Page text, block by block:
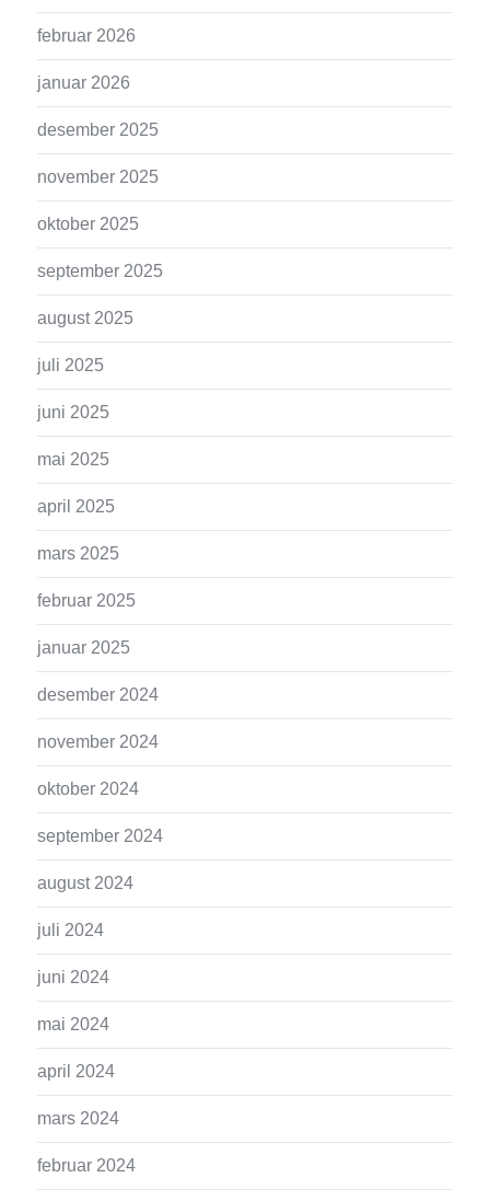
februar 2026
januar 2026
desember 2025
november 2025
oktober 2025
september 2025
august 2025
juli 2025
juni 2025
mai 2025
april 2025
mars 2025
februar 2025
januar 2025
desember 2024
november 2024
oktober 2024
september 2024
august 2024
juli 2024
juni 2024
mai 2024
april 2024
mars 2024
februar 2024